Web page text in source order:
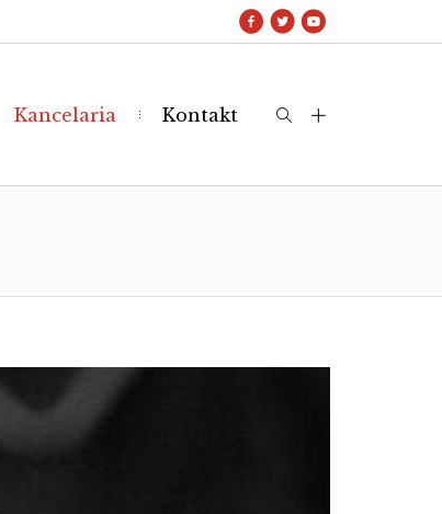
Kancelaria Kontakt